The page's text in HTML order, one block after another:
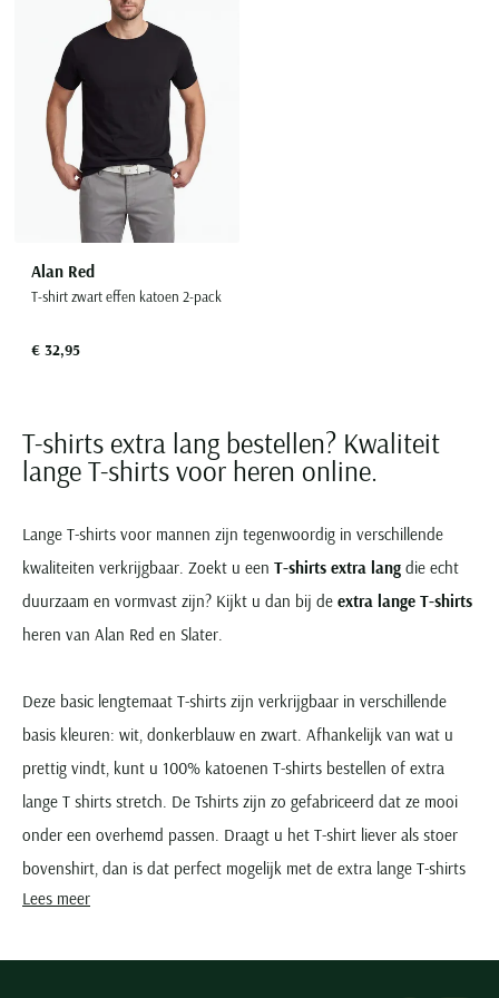
Alan Red
T-shirt zwart effen katoen 2-pack
€ 32,95
T-shirts extra lang bestellen? Kwaliteit
lange T-shirts voor heren online.
Lange T-shirts voor mannen zijn tegenwoordig in verschillende
kwaliteiten verkrijgbaar. Zoekt u een T-shirts extra lang die echt
duurzaam en vormvast zijn? Kijkt u dan bij de extra lange T-shirts
heren van Alan Red en Slater.
Deze basic lengtemaat T-shirts zijn verkrijgbaar in verschillende
basis kleuren: wit, donkerblauw en zwart. Afhankelijk van wat u
prettig vindt, kunt u 100% katoenen T-shirts bestellen of extra
lange T shirts stretch. De Tshirts zijn zo gefabriceerd dat ze mooi
onder een overhemd passen. Draagt u het T-shirt liever als stoer
bovenshirt, dan is dat perfect mogelijk met de extra lange T-shirts
van Alan Red en Slater. De extra lengte zorgt ervoor dat het T-shirt
Lees meer